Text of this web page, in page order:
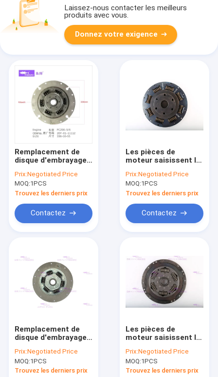
Laissez-nous contacter les meilleurs
produits avec vous.
Donnez votre exigence
Remplacement de
disque d'embrayage
11112 pour
KOMATSU 336*16*55
Prix:Negotiated Price
MOQ:1PCS
Trouvez les derniers prix
Contactez
Les pièces de
moteur saisissent le
disque pour
CATERPILLARR C13
310-9497
Prix:Negotiated Price
MOQ:1PCS
Trouvez les derniers prix
Contactez
Remplacement de
disque d'embrayage
D12C D13F
Prix:Negotiated Price
MOQ:1PCS
Trouvez les derniers prix
Les pièces de
moteur saisissent le
disque pour XUGONG
Prix:Negotiated Price
MOQ:1PCS
Trouvez les derniers prix